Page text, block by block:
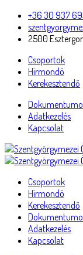
+36 30 937
2500
Csoportok
Hírmondó
Kerekesztendő
Adatkezelés
Kapcsolat
Csoportok
Hírmondó
Kerekesztendő
Adatkezelés
Kapcsolat